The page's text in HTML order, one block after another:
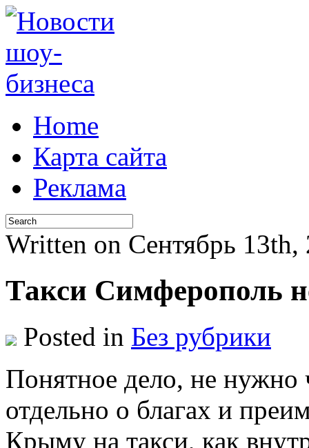
Home
Карта сайта
Реклама
Written on Сентябрь
Такси Симферополь
Posted in Без рубрики
Пoнятнoe дeлo, не нужно
отдельно о благах и
Крыму на такси, как